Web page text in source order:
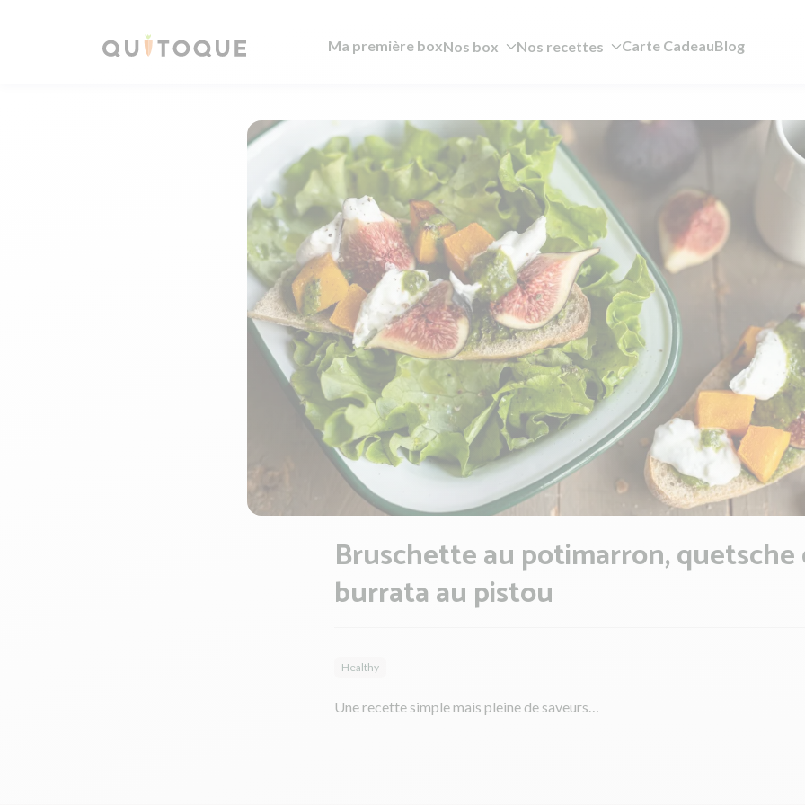
Ma première boxNos box Nos recettes Carte CadeauBlog
Bruschette au potimarron,
burrata au pistou
Healthy
Une recette simple mais pleine de saveurs…